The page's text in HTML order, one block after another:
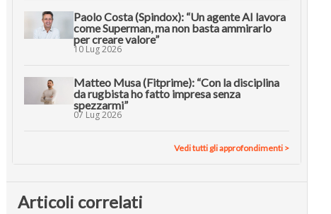
Paolo Costa (Spindox): “Un agente AI lavora
come Superman, ma non basta ammirarlo
per creare valore”
10 Lug 2026
Matteo Musa (Fitprime): “Con la disciplina
da rugbista ho fatto impresa senza
spezzarmi”
07 Lug 2026
Vedi tutti gli approfondimenti >
Articoli correlati